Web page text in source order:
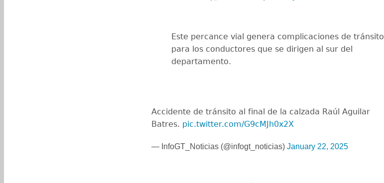
Este percance vial genera complicaciones de tránsito
para los conductores que se dirigen al sur del
departamento.
Accidente de tránsito al final de la calzada Raúl Aguilar
Batres. pic.twitter.com/G9cMJh0x2X
— InfoGT_Noticias (@infogt_noticias) January 22, 2025